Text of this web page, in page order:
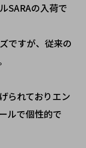
SARAの入荷で
ですが、従来の
られておりエン
ルで個性的で